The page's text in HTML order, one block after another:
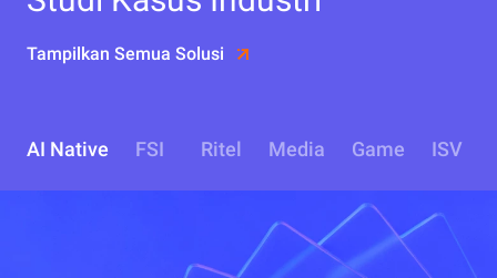
Tampilkan Semua Solusi
AI Native FSI Ritel Media Game ISV